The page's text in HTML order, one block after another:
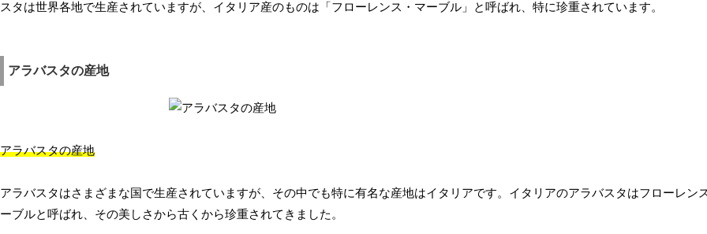
スタは世界各地で生産されていますが、イタリア産のものは「フローレンス・マーブル」と呼ばれ、特に珍重されています。
アラバスタの産地
アラバスタの産地
アラバスタはさまざまな国で生産されていますが、その中でも特に有名な産地はイタリアです。イタリアのアラバスタはフローレン
ーブルと呼ばれ、その美しさから古くから珍重されてきました。